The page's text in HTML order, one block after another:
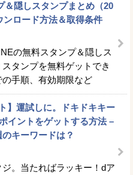
＆隠しスタンプまとめ（20
ンロード方法＆取得条件
の無料スタンプ＆隠しス
タンプを無料ゲットでき
手順、有効期限など
】運試しに。ドキドキキー
イントをゲットする方法 –
キーワードは？
。当たればラッキー！dア